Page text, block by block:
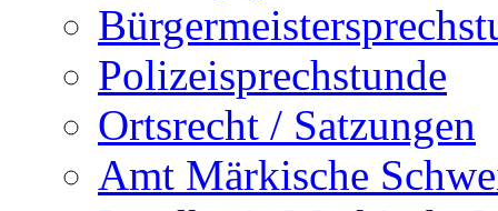
Polizeisprechstunde
Ortsrecht / Satzungen
Amt Märkische